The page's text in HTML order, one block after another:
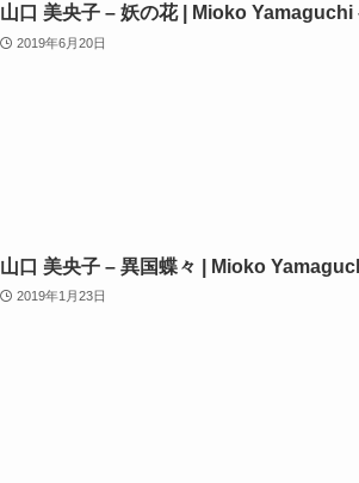
山口 美央子 – 妖の花 | Mioko
2019年6月20日
山口 美央子 – 異国蝶々 | Mioko
2019年1月23日